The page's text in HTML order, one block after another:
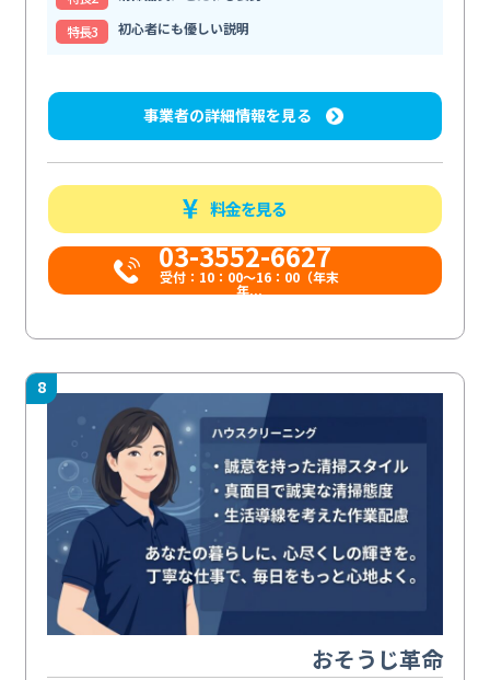
特⻑3
初心者にも優しい説明
事業者の詳細情報を見る
料金を見る
03-3552-6627
受付：10：00～16：00（年末
年...
8
おそうじ革命